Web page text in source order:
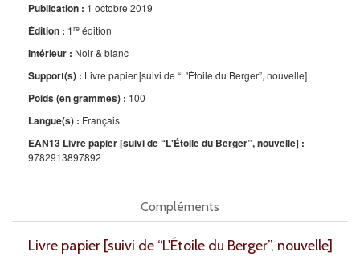
Publication : 1 octobre 2019
Édition : 1re édition
Intérieur : Noir & blanc
Support(s) : Livre papier [suivi de “L'Étoile du Berger”, nouvelle]
Poids (en grammes) : 100
Langue(s) : Français
EAN13 Livre papier [suivi de “L'Étoile du Berger”, nouvelle] :
9782913897892
Compléments
Livre papier [suivi de “L'Étoile du Berger”, nouvelle]